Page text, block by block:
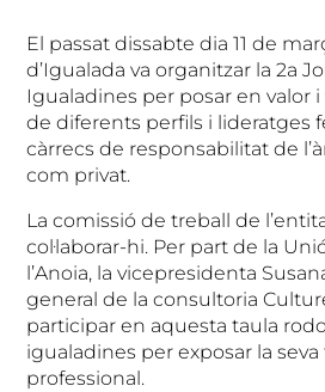
El passat dissabte dia 11 de
d’Igualada va organitzar la 2a
Igualadines per posar en valor
de diferents perfils i lideratges
càrrecs de responsabilitat de
com privat.
La comissió de treball de
col·laborar-hi. Per part de la
l’Anoia, la vicepresidenta
general de la consultoria
participar en aquesta taula
igualadines per exposar la seva
professional.